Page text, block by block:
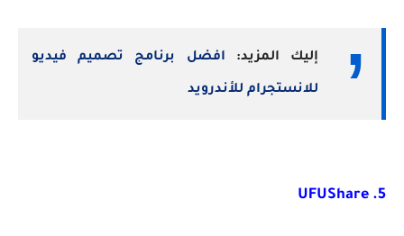
إليك المزيد: افضل برنامج تصميم فيديو
للانستجرام للأندرويد
5. UFUShare